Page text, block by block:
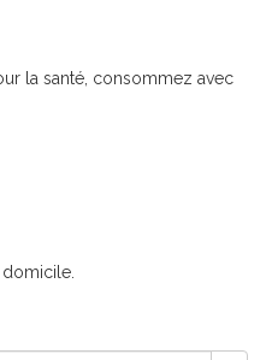
la santé, consommez avec